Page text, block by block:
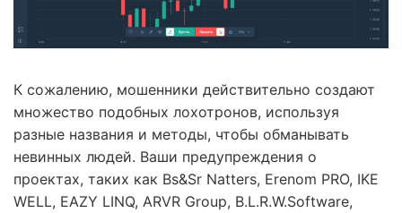
К сожалению, мошенники действительно создают
множество подобных лохотронов, используя
разные названия и методы, чтобы обманывать
невинных людей. Ваши предупреждения о
проектах, таких как Bs&Sr Natters, Erenom PRO, IKE
WELL, EAZY LINQ, ARVR Group, B.L.R.W.Software,